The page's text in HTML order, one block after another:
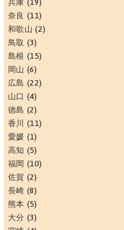
兵庫 (19)
奈良 (11)
和歌山 (2)
鳥取 (3)
島根 (15)
岡山 (6)
広島 (22)
山口 (4)
徳島 (2)
香川 (11)
愛媛 (1)
高知 (5)
福岡 (10)
佐賀 (2)
長崎 (8)
熊本 (5)
大分 (3)